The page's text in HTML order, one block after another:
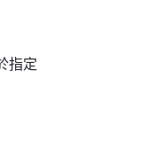
指定